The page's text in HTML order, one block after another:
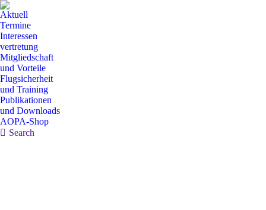
Aktuell
Termine
Interessen
vertretung
Mitgliedschaft
und Vorteile
Flugsicherheit
und Training
Publikationen
und Downloads
AOPA-Shop
Search:
Search